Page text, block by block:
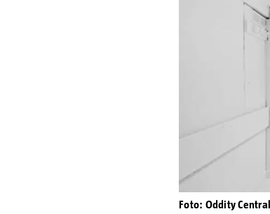
Foto: Oddity Central